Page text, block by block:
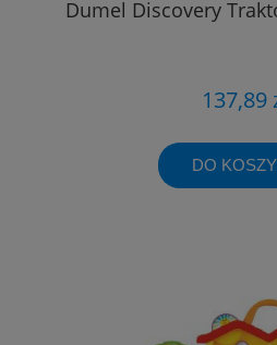
Dumel Discovery
137,89
DO